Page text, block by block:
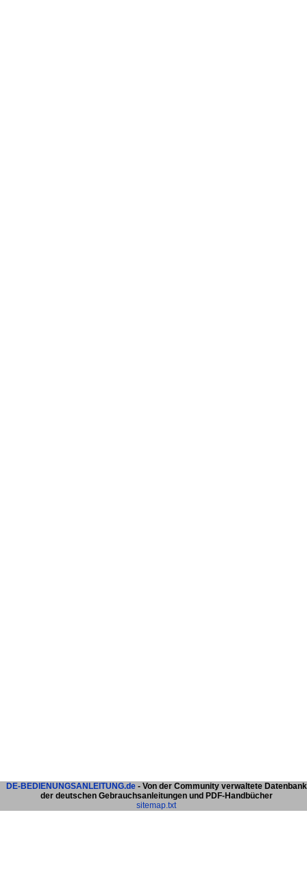
DE-BEDIENUNGSANLEITUNG.de- Von der Community verwaltete Datenbank
der deutschen Gebrauchsanleitungen und PDF-Handbücher
sitemap.txt